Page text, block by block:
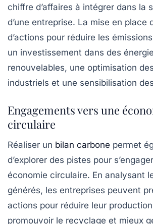
chiffre d’affaires à intégrer dans la
d’une entreprise. La mise en place
d’actions pour réduire les
un investissement dans des
renouvelables, une optimisation
industriels et une sensibilisation
Engagements vers une
circulaire
Réaliser un bilan carbone permet
d’explorer des pistes pour
économie circulaire. En analysant
générés, les entreprises peuvent
actions pour réduire leur
promouvoir le recyclage et mieux